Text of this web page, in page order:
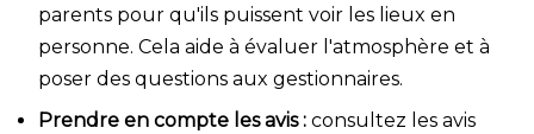
parents pour qu'ils puissent voir les lieux en
personne. Cela aide à évaluer l'atmosphère et à
poser des questions aux gestionnaires.
Prendre en compte les avis : consultez les avis